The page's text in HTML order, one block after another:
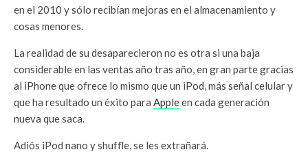
en el 2010 y sólo recibían mejoras en el almacenamiento y
cosas menores.
La realidad de su desaparecieron no es otra si una baja
considerable en las ventas año tras año, en gran parte gracias
al iPhone que ofrece lo mismo que un iPod, más señal celular y
que ha resultado un éxito para Appleen cada generación
nueva que saca.
Adiós iPod nano y shuffle, se les extrañará.